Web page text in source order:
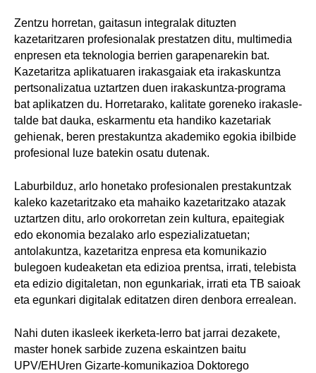
Zentzu horretan, gaitasun integralak dituzten
kazetaritzaren profesionalak prestatzen ditu, multimedia
enpresen eta teknologia berrien garapenarekin bat.
Kazetaritza aplikatuaren irakasgaiak eta irakaskuntza
pertsonalizatua uztartzen duen irakaskuntza-programa
bat aplikatzen du. Horretarako, kalitate goreneko irakasle-
talde bat dauka, eskarmentu eta handiko kazetariak
gehienak, beren prestakuntza akademiko egokia ibilbide
profesional luze batekin osatu dutenak.
Laburbilduz, arlo honetako profesionalen prestakuntzak
kaleko kazetaritzako eta mahaiko kazetaritzako atazak
uztartzen ditu, arlo orokorretan zein kultura, epaitegiak
edo ekonomia bezalako arlo espezializatuetan;
antolakuntza, kazetaritza enpresa eta komunikazio
bulegoen kudeaketan eta edizioa prentsa, irrati, telebista
eta edizio digitaletan, non egunkariak, irrati eta TB saioak
eta egunkari digitalak editatzen diren denbora errealean.
Nahi duten ikasleek ikerketa-lerro bat jarrai dezakete,
master honek sarbide zuzena eskaintzen baitu
UPV/EHUren Gizarte-komunikazioa Doktorego